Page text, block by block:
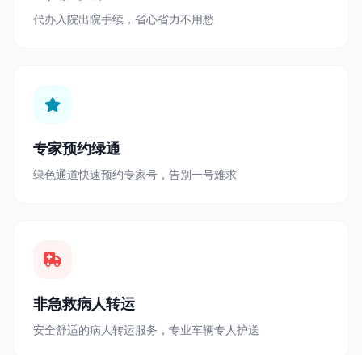
代办入院出院手续，省心省力不用愁
专家预约绿通
绿色通道快速预约专家号，告别一号难求
非急救病人转运
安全舒适的病人转运服务，专业车辆专人护送